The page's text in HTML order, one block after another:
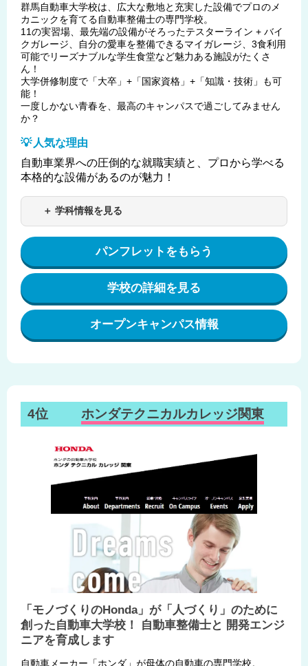
群馬自動車大学校は、広大な敷地と充実した設備でプロのメ
カニックを育てる自動車整備士の専門学校。
11の実習場、最先端の設備がそろったテスターライン + バイ
クガレージ、自分の愛車を整備できるマイガレージ、3食利用
可能でリーズナブルな学生食堂など魅力ある施設がたくさ
ん！
大学併修制度で「大卒」+「国家資格」+「知識・技術」も可
能！
一度しかない青春を、最高のキャンパスで過ごしてみません
か？
人気な理由
自動車業界への圧倒的な就職実績と、プロから学べる
本格的な設備があるのが魅力！
＋ 学科情報を見る
パンフレットをもらう
学校の詳細を見る
オープンキャンパス情報
4位 ホンダテクニカルカレッジ関東
「モノづくりのHonda」が「人づくり」のために
創った自動車大学校！ 自動車整備士と 開発エンジ
ニアを育成します
自動車メーカー「ホンダ」が母体の自動車の専門学校。